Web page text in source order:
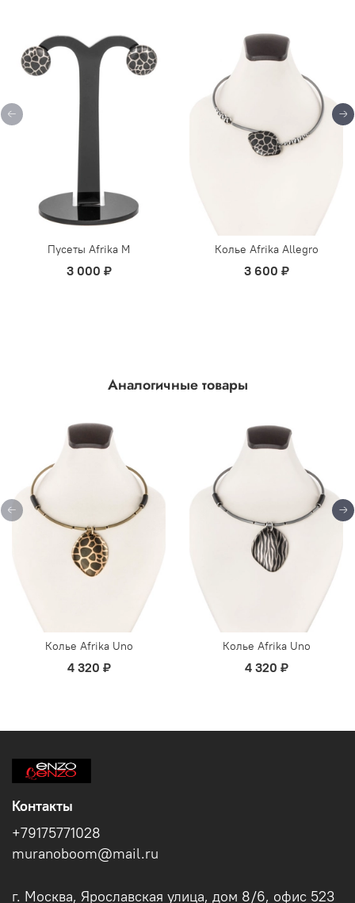
Пусеты Afrika М
3 000 ₽
Колье Afrika Allegro
3 600 ₽
Аналогичные товары
Колье Afrika Uno
4 320 ₽
Колье Afrika Uno
4 320 ₽
Контакты
+79175771028
muranoboom@mail.ru
г. Москва, Ярославская улица, дом 8/6, офис 523